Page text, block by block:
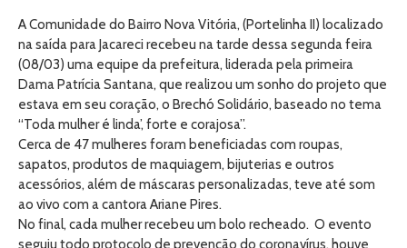
A Comunidade do Bairro Nova Vitória, (Portelinha II) localizado
na saída para Jacareci recebeu na tarde dessa segunda feira
(08/03) uma equipe da prefeitura, liderada pela primeira
Dama Patrícia Santana, que realizou um sonho do projeto que
estava em seu coração, o Brechó Solidário, baseado no tema
“Toda mulher é linda’, forte e corajosa”.
Cerca de 47 mulheres foram beneficiadas com roupas,
sapatos, produtos de maquiagem, bijuterias e outros
acessórios, além de máscaras personalizadas, teve até som
ao vivo com a cantora Ariane Pires.
No final, cada mulher recebeu um bolo recheado. O evento
seguiu todo protocolo de prevenção do coronavírus, houve